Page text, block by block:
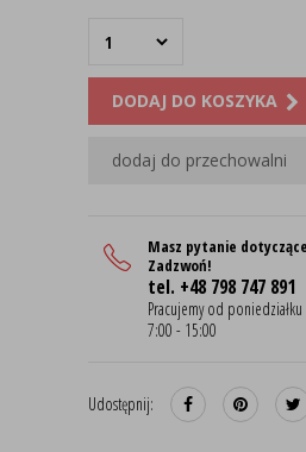
DODAJ DO KOSZYKA
dodaj do przechowalni
Masz pytanie
Zadzwoń!
tel. +48 798 747 891
Pracujemy od
7:00 - 15:00
Udostępnij: